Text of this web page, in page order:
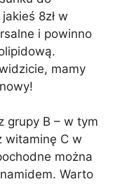
8zł w
i powinno
mamy
grupy B – w tym
witaminę C w
można
Warto